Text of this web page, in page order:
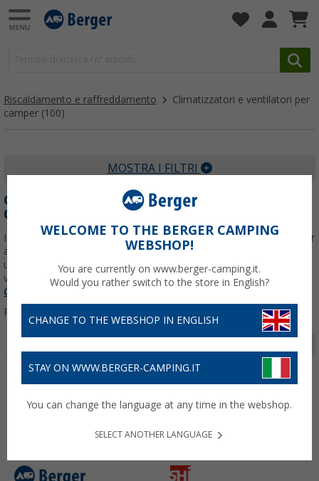
Riscaldamento e raffreddamento
Climatizzatori e ventilatori per
camper (100)
MOSTRA I FILTRI
CLIMATIZZATORI E VENTILATORI PER
CAMPER
I climatizzatori e ventilatori per camper sono la soluzione ideale per
affrontare il caldo in viaggio e in campeggio. Che tu stia cercando
un climatizzatore per camper, un condizionatore portatile o un
ventilatore da campeggio, qui troviPer saperne di più su
Climatizzatori e ventilatori per camper
Filtrare per:
-16% -25%
WELCOME TO THE BERGER CAMPING
WEBSHOP!
You are currently on www.berger-camping.it.
Would you rather switch to the store in English?
CHANGE TO THE WEBSHOP IN ENGLISH
STAY ON WWW.BERGER-CAMPING.IT
You can change the language at any time in the webshop.
SELECT ANOTHER LANGUAGE